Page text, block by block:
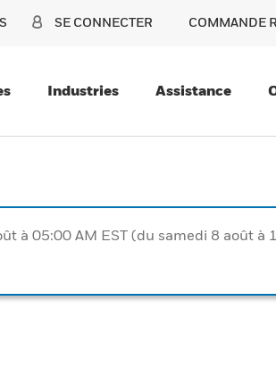
SE CONNECTER COMMANDE
Industries Assistance
à 05:00 AM EST (du samedi 8 août à